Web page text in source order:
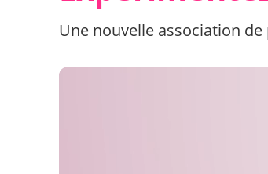
Une nouvelle association